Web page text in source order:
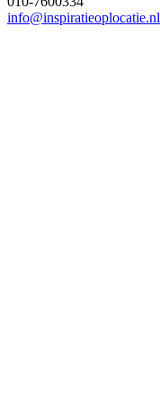
info@inspiratieoplocatie.nl